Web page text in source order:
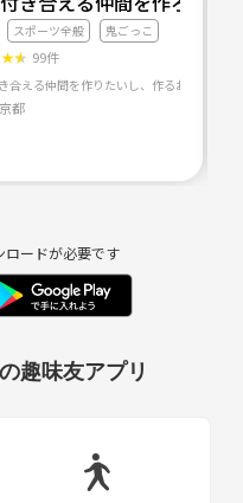
ています。
まれば各種イベントを開いた
！
古に参加したい旨をDMにてお
スポーツ全般 鬼ごっこ
★★ 99件
合える仲間を作りたいし、作るお手伝い
都
ロードが必要です
趣味友アプリ